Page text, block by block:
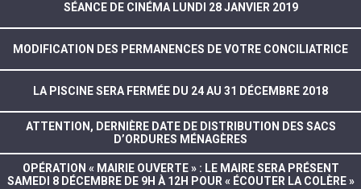
SÉANCE DE CINÉMA LUNDI 28 JANVIER 2019
MODIFICATION DES PERMANENCES DE VOTRE CONCILIATRICE
LA PISCINE SERA FERMÉE DU 24 AU 31 DÉCEMBRE 2018
ATTENTION, DERNIÈRE DATE DE DISTRIBUTION DES SACS
D’ORDURES MÉNAGÈRES
OPÉRATION « MAIRIE OUVERTE » : LE MAIRE SERA PRÉSENT
SAMEDI 8 DÉCEMBRE DE 9H À 12H POUR « ÉCOUTER LA COLÈRE »